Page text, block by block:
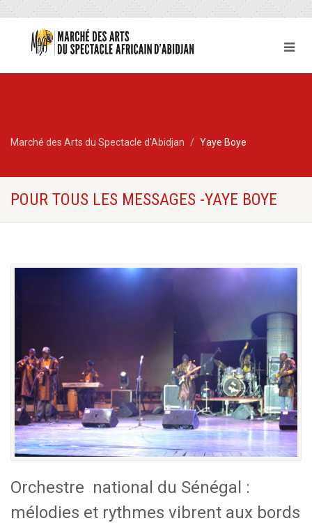
Marché des Arts du Spectacle d'Abidjan Yaye Boye
POUR TOUS LES MESSAGES -YAYE BOYE
Orchestre national du Sénégal :
mélodies et rythmes vibrent aux bords